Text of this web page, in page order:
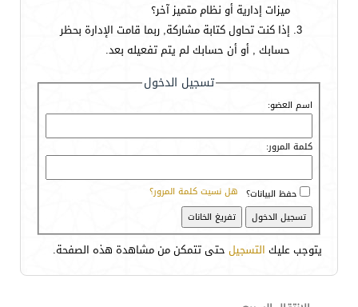
ميزات إدارية أو نظام متميز آخر؟
إذا كنت تحاول كتابة مشاركة, ربما قامت الإدارة بحظر
حسابك , أو أن حسابك لم يتم تفعيله بعد.
تسجيل الدخول
اسم العضو:
كلمة المرور:
هل نسيت كلمة المرور؟ حفظ البيانات؟
يتوجب عليك التسجيل حتى تتمكن من مشاهدة هذه الصفحة.